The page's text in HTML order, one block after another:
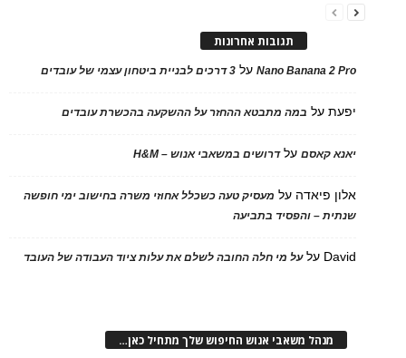
תגובות אחרונות
Nano Banana 2 Proעל 3 דרכים לבניית ביטחון עצמי של עובדים
יפעתעל במה מתבטא ההחזר על ההשקעה בהכשרת עובדים
יאנא קאסםעלדרושים במשאבי אנוש – H&M
אלון פיאדה על מעסיק טעה כשכלל אחוזי משרה בחישוב ימי חופשה
שנתית – והפסיד בתביעה
David עלעל מי חלה החובה לשלם את עלות ציוד העבודה של העובד
מנהל משאבי אנוש החיפוש שלך מתחיל כאן…